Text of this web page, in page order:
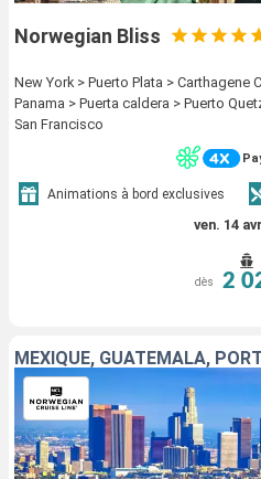
Norwegian Bliss
New York > Puerto Plata > Carthagene
Panama > Puerta caldera > Puerto
San Francisco
Animations à bord exclusives
ven. 14
dès 2